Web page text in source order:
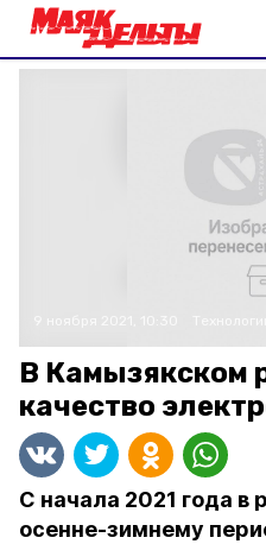
В Камызякском
качество
С начала 2021 года в
осенне-зимнему